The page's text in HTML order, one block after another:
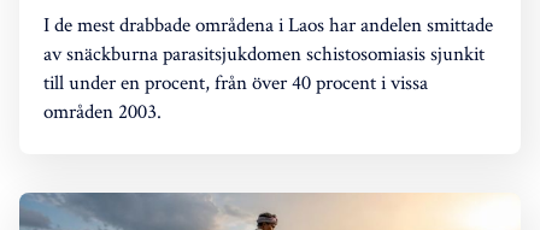
I de mest drabbade områdena i Laos har andelen smittade
av snäckburna parasitsjukdomen schistosomiasis sjunkit
till under en procent, från över 40 procent i vissa
områden 2003.